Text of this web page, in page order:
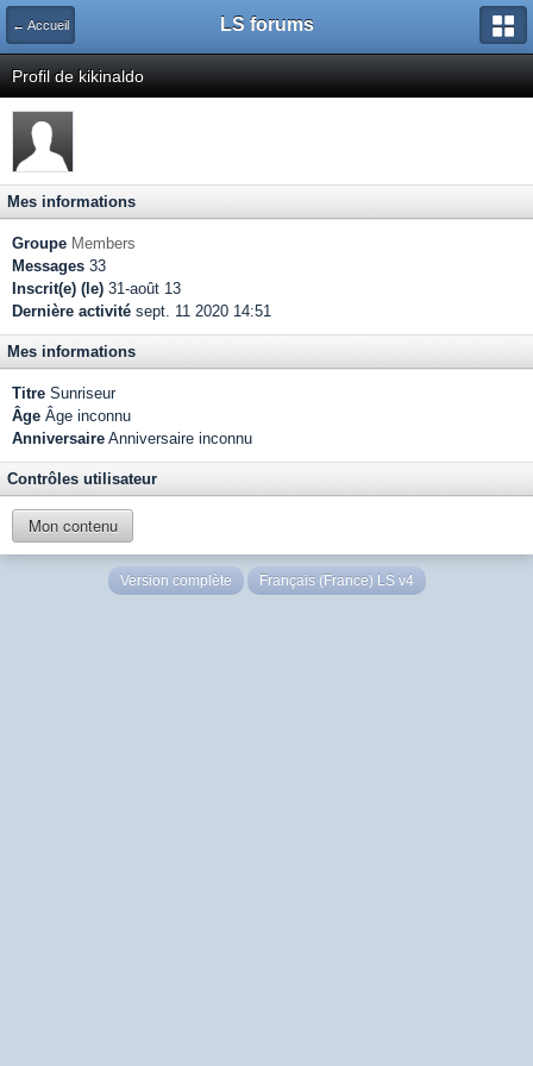
← Accueil LS forums
Profil de kikinaldo
Mes informations
Groupe Members
Messages 33
Inscrit(e) (le) 31-août 13
Dernière activité sept. 11 2020 14:51
Mes informations
Titre Sunriseur
Âge Âge inconnu
Anniversaire Anniversaire inconnu
Contrôles utilisateur
Mon contenu
Version complète Français (France) LS v4